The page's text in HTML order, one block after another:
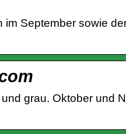
im September sowie
grau. Oktober und